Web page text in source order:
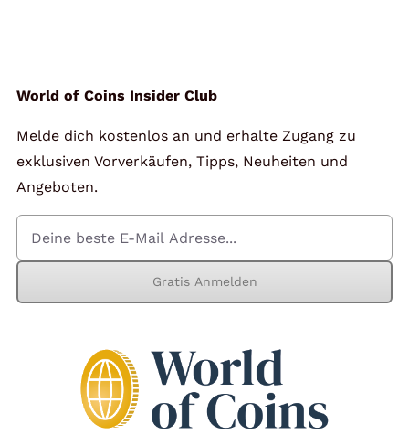
Kontakt
Mein Konto
Warenkorb
World of Coins Insider Club
Melde dich kostenlos an und erhalte Zugang zu
exklusiven Vorverkäufen, Tipps, Neuheiten und
Angeboten.
Gratis Anmelden